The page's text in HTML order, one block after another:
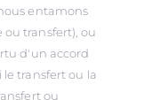
entamons
transfert), ou
d'un accord
le transfert ou la
ou